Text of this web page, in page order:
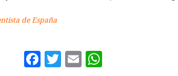
de España
Facebook
Twitter
Email